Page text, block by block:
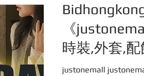
《
時裝,外套,
購(香港)
justonemall justonemall 台灣justonemall時裝,外套,